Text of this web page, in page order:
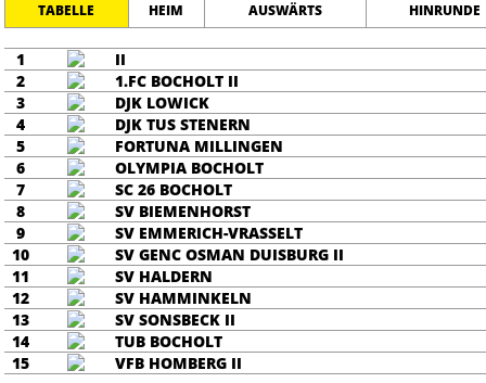
TABELLE HEIM AUSWÄRTS HINRUNDE
1
II
2
1.FC BOCHOLT II
3
DJK LOWICK
4
DJK TUS STENERN
5
FORTUNA MILLINGEN
6
OLYMPIA BOCHOLT
7
SC 26 BOCHOLT
8
SV BIEMENHORST
9
SV EMMERICH-VRASSELT
10
SV GENC OSMAN DUISBURG II
11
SV HALDERN
12
SV HAMMINKELN
13
SV SONSBECK II
14
TUB BOCHOLT
15
VFB HOMBERG II